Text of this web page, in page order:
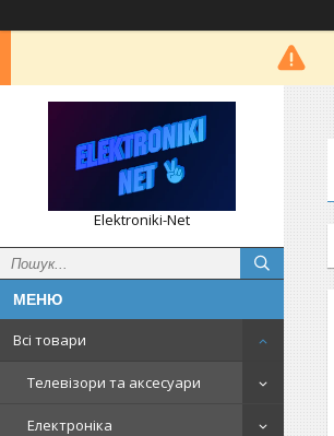
Elektroniki-Net
Всі товари
Телевізори та аксесуари
Електроніка